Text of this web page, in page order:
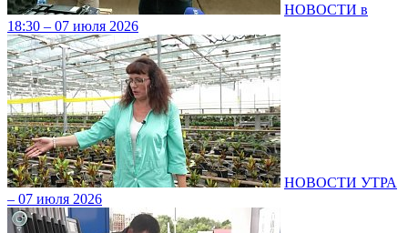
НОВОСТИ в
18:30 – 07 июля 2026
НОВОСТИ УТРА
– 07 июля 2026